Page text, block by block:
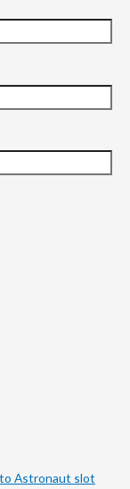
to Astronaut slot